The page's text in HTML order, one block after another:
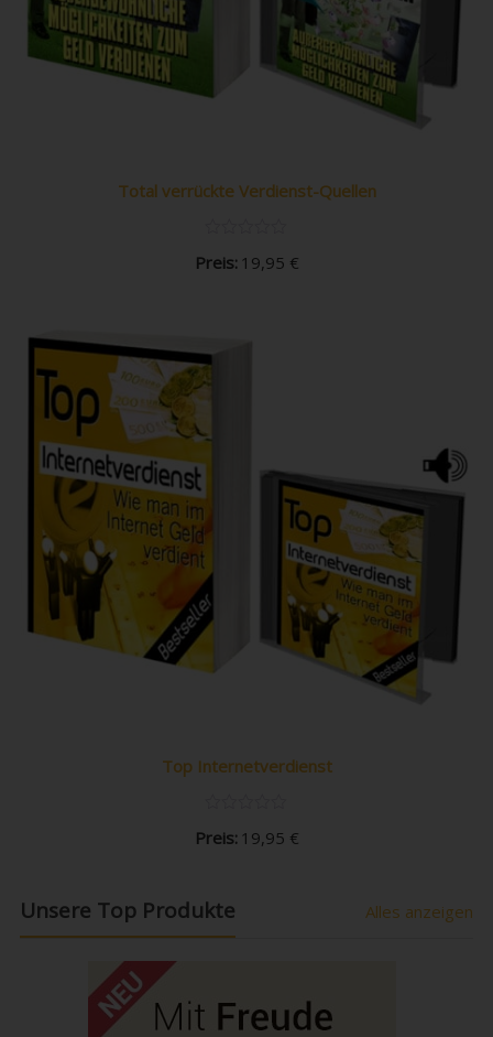
Total verrückte Verdienst-Quellen
Preis: 19,95 €
Top Internetverdienst
Preis: 19,95 €
Unsere Top Produkte Alles anzeigen